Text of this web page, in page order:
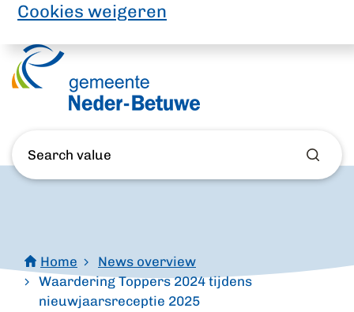
Cookies weigeren
are
you
Home
News overview
Waardering Toppers 2024 tijdens
nieuwjaarsreceptie 2025